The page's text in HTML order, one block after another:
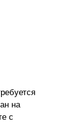
на
с